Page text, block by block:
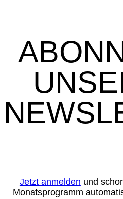
Jetzt anmelden und
Monatsprogramm